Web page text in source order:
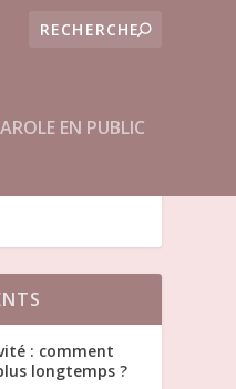
EN PUBLIC
: comment
longtemps ?